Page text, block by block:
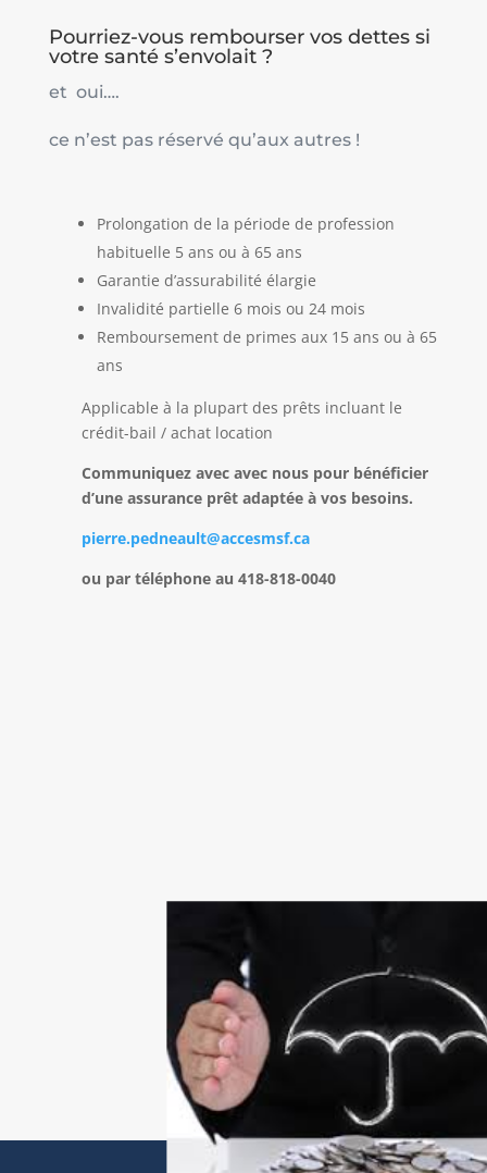
Pourriez-vous rembourser vos dettes si
votre santé s’envolait ?
et oui….
ce n’est pas réservé qu’aux autres !
Prolongation de la période de profession
habituelle 5 ans ou à 65 ans
Garantie d’assurabilité élargie
Invalidité partielle 6 mois ou 24 mois
Remboursement de primes aux 15 ans ou à 65
ans
Applicable à la plupart des prêts incluant le
crédit-bail / achat location
Communiquez avec avec nous pour bénéficier
d’une assurance prêt adaptée à vos besoins.
pierre.pedneault@accesmsf.ca
ou par téléphone au 418-818-0040